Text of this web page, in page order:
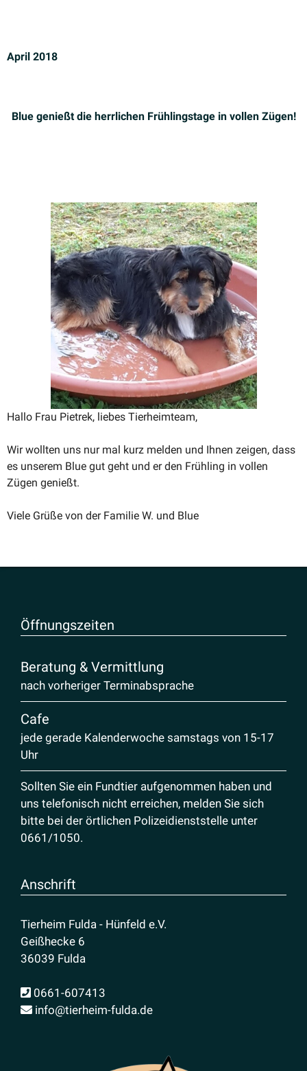
April 2018
Blue genießt die herrlichen Frühlingstage in vollen Zügen!
Hallo Frau Pietrek, liebes Tierheimteam,
Wir wollten uns nur mal kurz melden und Ihnen zeigen, dass
es unserem Blue gut geht und er den Frühling in vollen
Zügen genießt.
Viele Grüße von der Familie W. und Blue
Öffnungs­zeiten
Beratung & Vermittlung
nach vorheriger Terminabsprache
Cafe
jede gerade Kalenderwoche samstags von 15-17
Uhr
Sollten Sie ein Fundtier aufgenommen haben und
uns telefonisch nicht erreichen, melden Sie sich
bitte bei der örtlichen Polizeidienststelle unter
0661/1050.
Anschrift
Tierheim Fulda - Hünfeld e.V.
Geißhecke 6
36039 Fulda
0661-607413
info@tierheim-fulda.de